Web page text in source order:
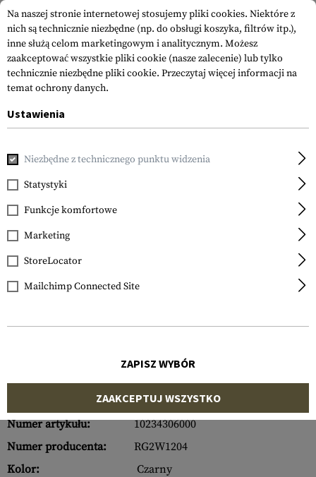
Leapers
25.4mm CNC Mount
Rings High
Numer artykułu:
10234306000
Numer producenta:
RG2W1204
Kolor:
Czarny
Na naszej stronie internetowej stosujemy pliki cookies. Niektóre z
nich są technicznie niezbędne (np. do obsługi koszyka, filtrów itp.),
inne służą celom marketingowym i analitycznym. Możesz
zaakceptować wszystkie pliki cookie (nasze zalecenie) lub tylko
technicznie niezbędne pliki cookie. Przeczytaj więcej informacji na
temat ochrony danych.
Ustawienia
Niezbędne z technicznego punktu widzenia
Statystyki
Funkcje komfortowe
Marketing
StoreLocator
Mailchimp Connected Site
ZAPISZ WYBÓR
ZAAKCEPTUJ WSZYSTKO